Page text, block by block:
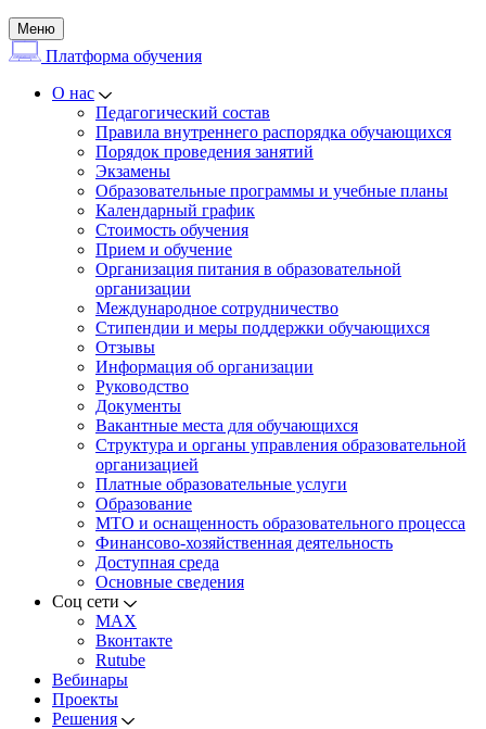
Меню
Платформа обучения
О нас
Педагогический состав
Правила внутреннего распорядка обучающихся
Порядок проведения занятий
Экзамены
Образовательные программы и учебные планы
Календарный график
Стоимость обучения
Прием и обучение
Организация питания в образовательной
организации
Международное сотрудничество
Стипендии и меры поддержки обучающихся
Отзывы
Информация об организации
Руководство
Документы
Вакантные места для обучающихся
Структура и органы управления образовательной
организацией
Платные образовательные услуги
Образование
МТО и оснащенность образовательного процесса
Финансово-хозяйственная деятельность
Доступная среда
Основные сведения
Соц сети
MAX
Вконтакте
Rutube
Вебинары
Проекты
Решения